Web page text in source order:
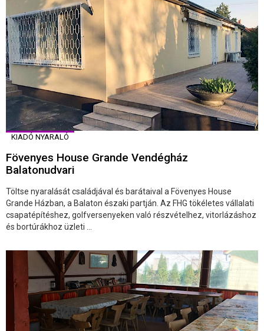
KIADÓ NYARALÓ
Fövenyes House Grande Vendégház
Balatonudvari
Töltse nyaralását családjával és barátaival a Fövenyes House
Grande Házban, a Balaton északi partján. Az FHG tökéletes vállalati
csapatépítéshez, golfversenyeken való részvételhez, vitorlázáshoz
és bortúrákhoz üzleti ...